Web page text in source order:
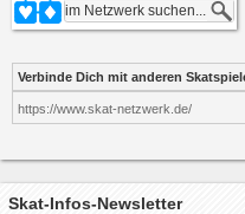
Verbinde Dich mit anderen
https://www.skat-netzwerk.de/
Skat-Infos-Newsletter